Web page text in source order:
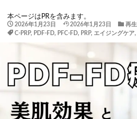
本ページはPRを含みます。
2026年1月23日 2026年1月23日
再
C-PRP, PDF-FD, PFC-FD, PRP, エイジングケア,